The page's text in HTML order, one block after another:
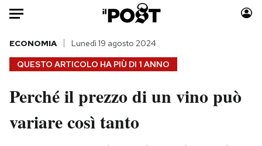
Auto
HOME
Italia
Politica
Moda
QUESTO ARTICOLO HA PIÙ DI 1 ANNO
ECONOMIA Lunedì 19 agosto 2024
Perché il prezzo di un vino può
variare così tanto